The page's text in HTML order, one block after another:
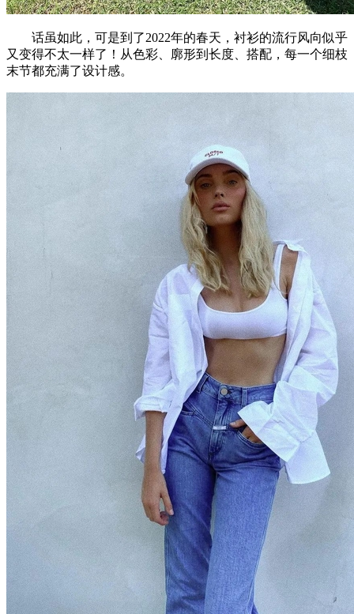
话虽如此，可是到了2022年的春天，衬衫的流行风向似乎
又变得不太一样了！从色彩、廓形到长度、搭配，每一个细枝
末节都充满了设计感。